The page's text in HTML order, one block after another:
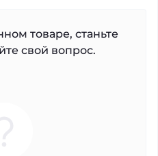
товаре, станьте
свой вопрос.